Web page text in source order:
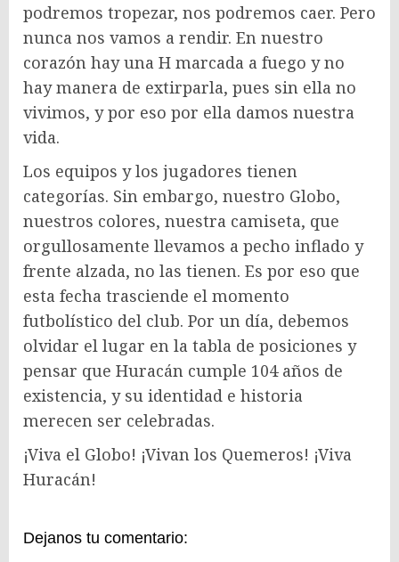
podremos tropezar, nos podremos caer. Pero
nunca nos vamos a rendir. En nuestro
corazón hay una H marcada a fuego y no
hay manera de extirparla, pues sin ella no
vivimos, y por eso por ella damos nuestra
vida.
Los equipos y los jugadores tienen
categorías. Sin embargo, nuestro Globo,
nuestros colores, nuestra camiseta, que
orgullosamente llevamos a pecho inflado y
frente alzada, no las tienen. Es por eso que
esta fecha trasciende el momento
futbolístico del club. Por un día, debemos
olvidar el lugar en la tabla de posiciones y
pensar que Huracán cumple 104 años de
existencia, y su identidad e historia
merecen ser celebradas.
¡Viva el Globo! ¡Vivan los Quemeros! ¡Viva
Huracán!
Dejanos tu comentario: